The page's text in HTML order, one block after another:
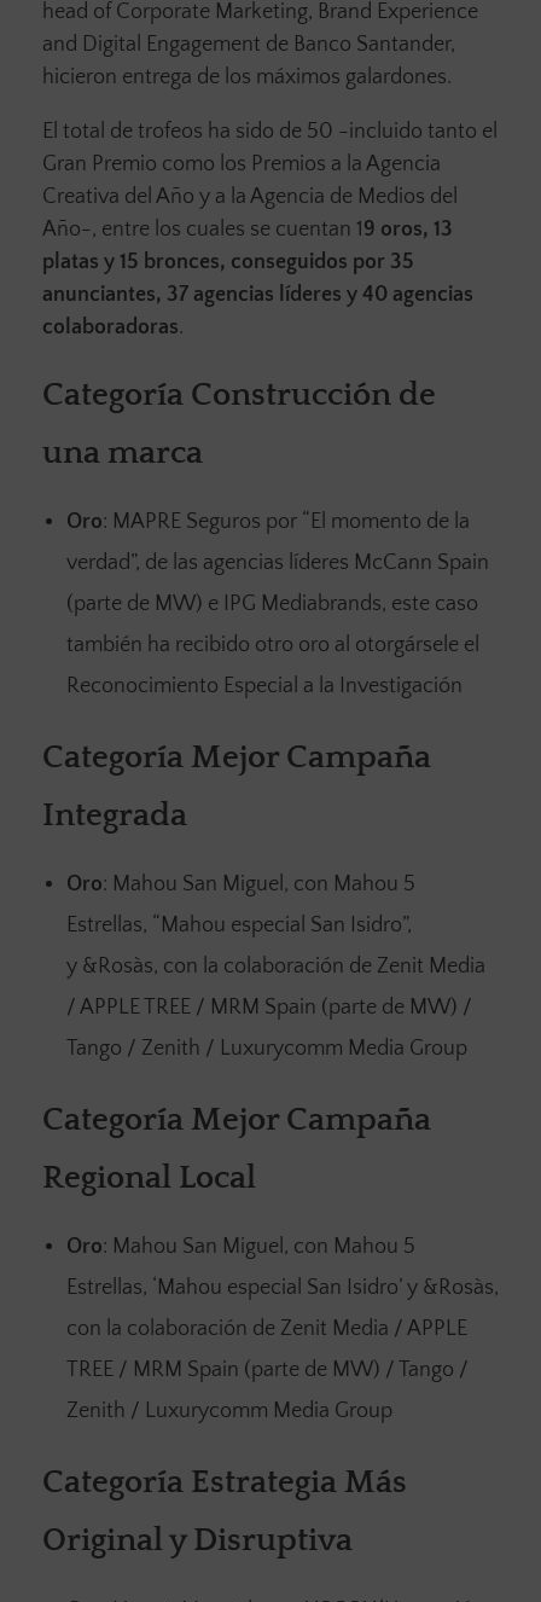
head of Corporate Marketing, Brand Experience
and Digital Engagement de Banco Santander,
hicieron entrega de los máximos galardones.
El total de trofeos ha sido de 50 -incluido tanto el
Gran Premio como los Premios a la Agencia
Creativa del Año y a la Agencia de Medios del
Año-, entre los cuales se cuentan 19 oros, 13
platas y 15 bronces, conseguidos por 35
anunciantes, 37 agencias líderes y 40 agencias
colaboradoras.
Categoría Construcción de
una marca
Oro: MAPRE Seguros por “El momento de la
verdad”, de las agencias líderes McCann Spain
(parte de MW) e IPG Mediabrands, este caso
también ha recibido otro oro al otorgársele el
Reconocimiento Especial a la Investigación
Categoría Mejor Campaña
Integrada
Oro: Mahou San Miguel, con Mahou 5
Estrellas, “Mahou especial San Isidro”,
y &Rosàs, con la colaboración de Zenit Media
/ APPLE TREE / MRM Spain (parte de MW) /
Tango / Zenith / Luxurycomm Media Group
Categoría Mejor Campaña
Regional Local
Oro: Mahou San Miguel, con Mahou 5
Estrellas, ‘Mahou especial San Isidro’ y &Rosàs,
con la colaboración de Zenit Media / APPLE
TREE / MRM Spain (parte de MW) / Tango /
Zenith / Luxurycomm Media Group
Categoría Estrategia Más
Original y Disruptiva